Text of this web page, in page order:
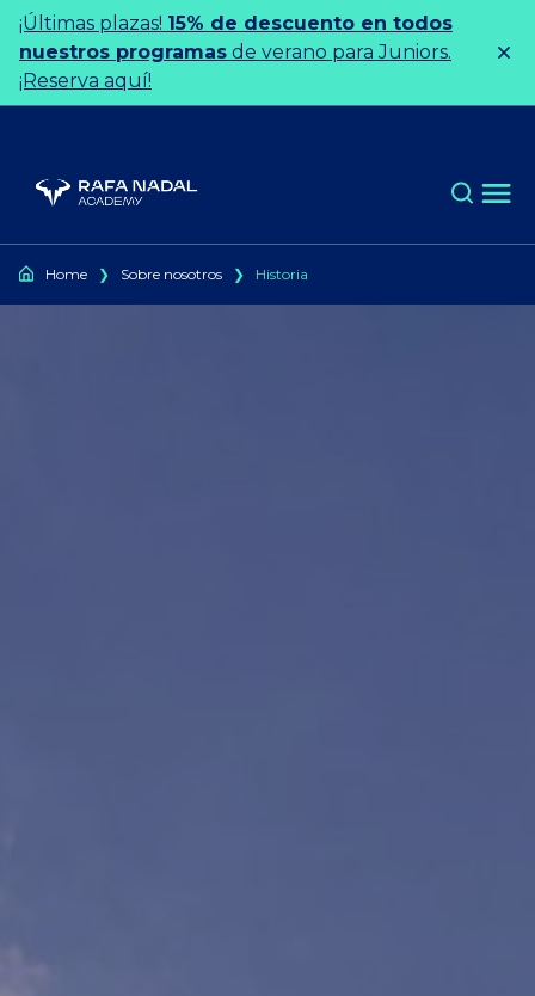
Ir al contenido
¡Últimas plazas! 15% de descuento en todos
nuestros programas de verano para Juniors.
¡Reserva aquí!
Home ❯ Sobre nosotros ❯ Historia